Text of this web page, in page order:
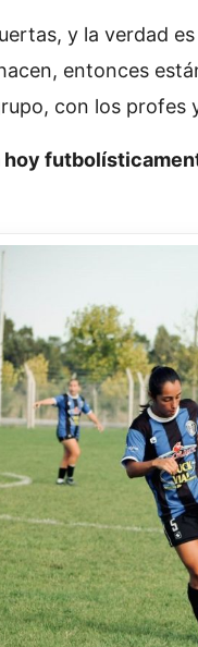
y la verdad
entonces
con los profes
hoy